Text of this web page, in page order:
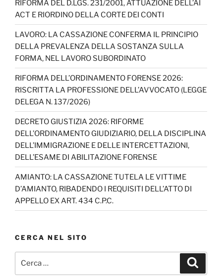
b
o
o
k
a
m
k dI
n
u
b
e
C
h
a
n
n
el
RIFORMA DEL D.LGS. 231/2001, ATTUAZIONE DELL’AI
ACT E RIORDINO DELLA CORTE DEI CONTI
LAVORO: LA CASSAZIONE CONFERMA IL PRINCIPIO
DELLA PREVALENZA DELLA SOSTANZA SULLA
FORMA, NEL LAVORO SUBORDINATO
RIFORMA DELL’ORDINAMENTO FORENSE 2026:
RISCRITTA LA PROFESSIONE DELL’AVVOCATO (LEGGE
DELEGA N. 137/2026)
DECRETO GIUSTIZIA 2026: RIFORME
DELL’ORDINAMENTO GIUDIZIARIO, DELLA DISCIPLINA
DELL’IMMIGRAZIONE E DELLE INTERCETTAZIONI,
DELL’ESAME DI ABILITAZIONE FORENSE
AMIANTO: LA CASSAZIONE TUTELA LE VITTIME
D’AMIANTO, RIBADENDO I REQUISITI DELL’ATTO DI
APPELLO EX ART. 434 C.P.C.
CERCA NEL SITO